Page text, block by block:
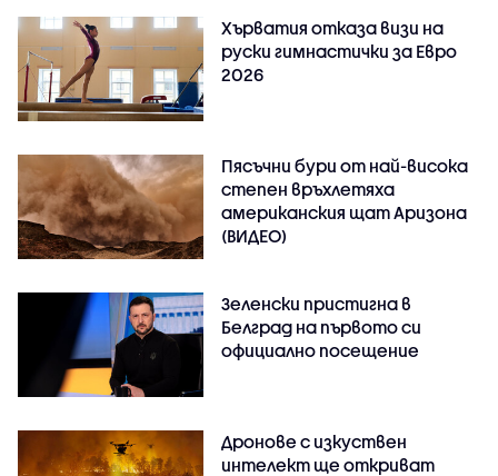
Хърватия отказа визи на
руски гимнастички за Евро
2026
Пясъчни бури от най-висока
степен връхлетяха
американския щат Аризона
(ВИДЕО)
Зеленски пристигна в
Белград на първото си
официално посещение
Дронове с изкуствен
интелект ще откриват